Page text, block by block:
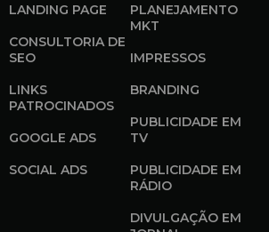
LANDING PAGE
CONSULTORIA DE
SEO
LINKS
PATROCINADOS
GOOGLE ADS
SOCIAL ADS
PLANEJAMENTO
MKT
IMPRESSOS
BRANDING
PUBLICIDADE EM
TV
PUBLICIDADE EM
RÁDIO
DIVULGAÇÃO EM